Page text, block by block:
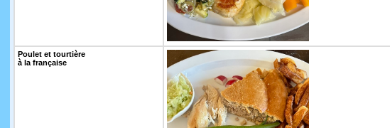
Poulet et tourtière
à la française